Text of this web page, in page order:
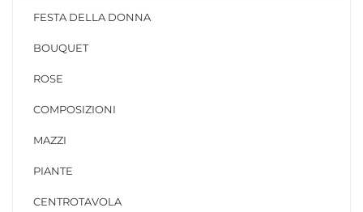
FESTA DELLA DONNA
BOUQUET
ROSE
COMPOSIZIONI
MAZZI
PIANTE
CENTROTAVOLA